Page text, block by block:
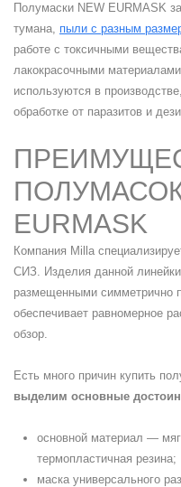
Полумаски NEW EURMASK
тумана, пыли с разным
работе с токсичными
лакокрасочными
используются в
обработке от паразитов и
ПОЛУМАСОК
EURMASK
Компания Milla
СИЗ. Изделия данной
размещенными симметрично
обеспечивает равномерное
обзор.
Есть много причин купить
выделим основные
основной материал —
термопластичная резина;
маска универсального